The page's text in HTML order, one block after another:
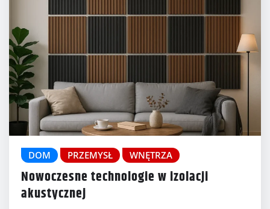
DOM PRZEMYSŁ WNĘTRZA
Nowoczesne technologie w izolacji
akustycznej